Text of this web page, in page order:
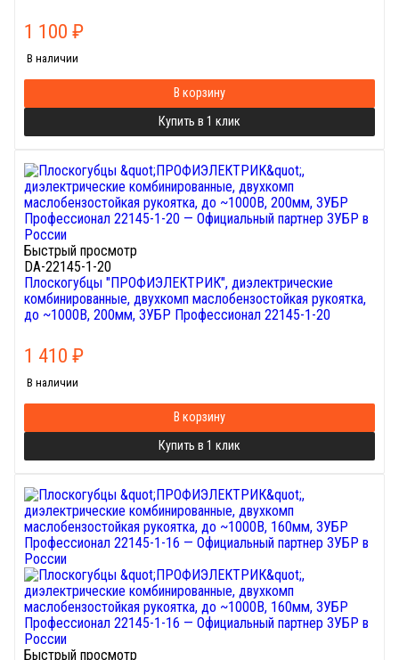
1 100 ₽
В наличии
В корзину
Купить в 1 клик
Быстрый просмотр
DA-22145-1-20
Плоскогубцы "ПРОФИЭЛЕКТРИК", диэлектрические
комбинированные, двухкомп маслобензостойкая рукоятка,
до ~1000В, 200мм, ЗУБР Профессионал 22145-1-20
1 410 ₽
В наличии
В корзину
Купить в 1 клик
Быстрый просмотр